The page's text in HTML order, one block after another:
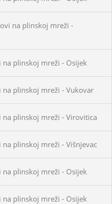
na plinskoj mreži -
plinskoj mreži - Osijek
plinskoj mreži - Vukovar
plinskoj mreži - Virovitica
plinskoj mreži - Višnjevac
plinskoj mreži - Osijek
plinskoj mreži - Osijek